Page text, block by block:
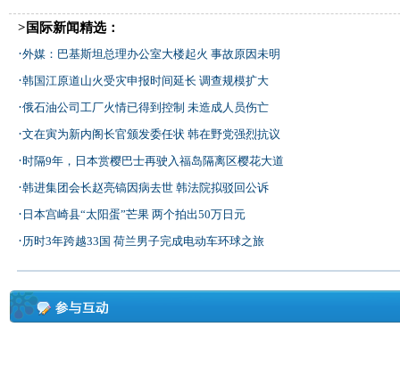
>国际新闻精选：
·外媒：巴基斯坦总理办公室大楼起火 事故原因未明
·韩国江原道山火受灾申报时间延长 调查规模扩大
·俄石油公司工厂火情已得到控制 未造成人员伤亡
·文在寅为新内阁长官颁发委任状 韩在野党强烈抗议
·时隔9年，日本赏樱巴士再驶入福岛隔离区樱花大道
·韩进集团会长赵亮镐因病去世 韩法院拟驳回公诉
· 日本宫崎县“太阳蛋”芒果 两个拍出50万日元
·历时3年跨越33国 荷兰男子完成电动车环球之旅